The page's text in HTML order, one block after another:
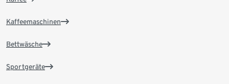
Kaffeemaschinen
Bettwäsche
Sportgeräte